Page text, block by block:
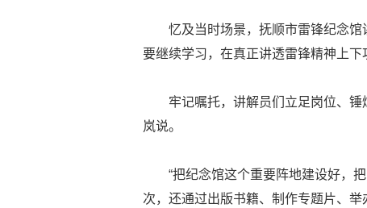
忆及当时场景，抚顺市雷锋纪念馆
要继续学习，在真正讲透雷锋精神上下
牢记嘱托，讲解员们立足岗位、
岚说。
“把纪念馆这个重要阵地建设好，
次，还通过出版书籍、制作专题片、